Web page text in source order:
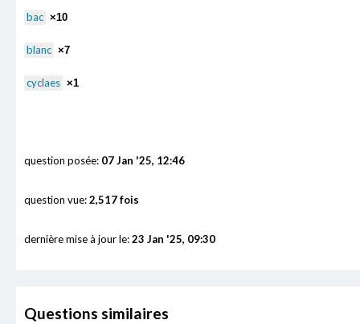
bac ×10
blanc ×7
cyclaes ×1
question posée: 07 Jan '25, 12:46
question vue:2,517 fois
dernière mise à jour le:23 Jan '25, 09:30
Questions similaires